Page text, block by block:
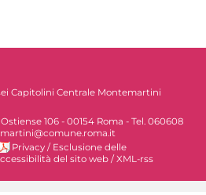
Capitolini Centrale Montemartini
106 - 00154 Roma - Tel. 060608
Privacy / Esclusione delle
del sito web / XML-rss